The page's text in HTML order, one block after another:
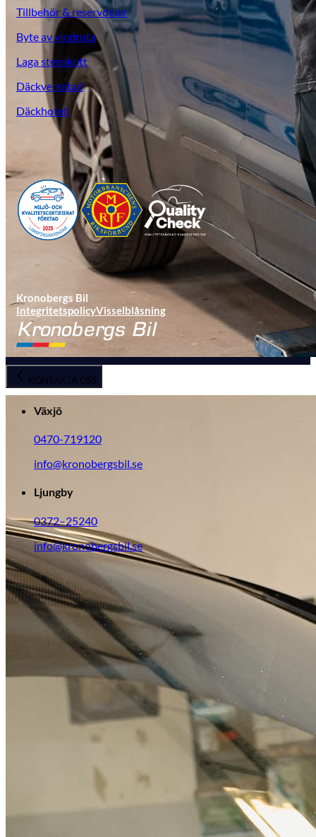
KGM Pickups
Fordonstyp
MopedbilPickupTransportbilPersonbil
Visa alla fordon
Byte av vindruta
Tillbehör & reservdelar
Byte av vindruta
Laga stenskott
Däckverkstad
Däckhotell
Kronobergs Bil
IntegritetspolicyVisselblåsning
KONTAKTA OSS
Växjö
0470-719120
info@kronobergsbil.se
Ljungby
0372–25240
info@kronobergsbil.se